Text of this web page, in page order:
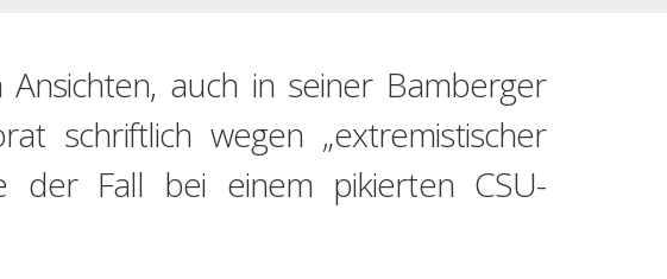
auch in seiner Bamberger
schriftlich wegen „extremistischer
der Fall bei einem pikierten CSU-